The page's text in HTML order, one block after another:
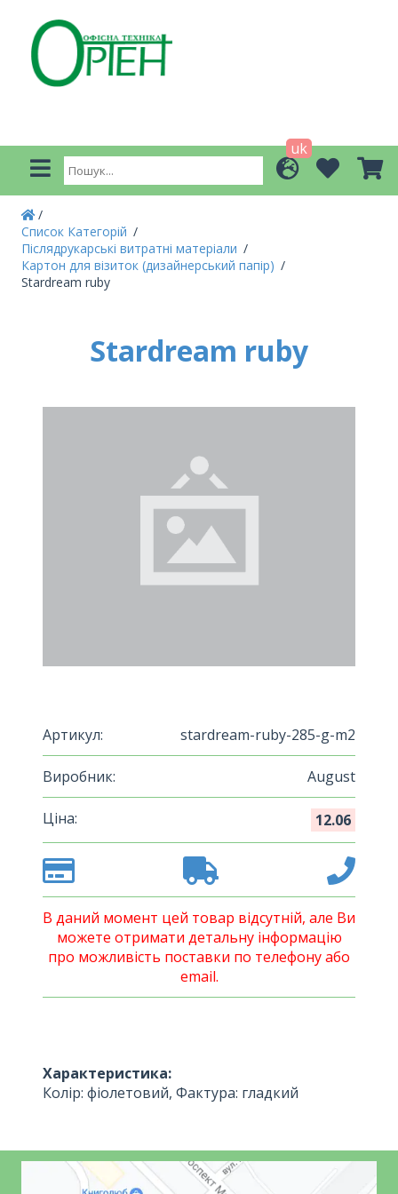
uk
Список Категорій
Післядрукарські витратні матеріали
Картон для візиток (дизайнерський папір)
Stardream ruby
Stardream ruby
Артикул: stardream-ruby-285-g-m2
Виробник: August
Ціна: 12.06
В даний момент цей товар відсутній, але Ви
можете отримати детальну інформацію
про можливість поставки по телефону або
email.
Характеристика:
Колір: фіолетовий, Фактура: гладкий